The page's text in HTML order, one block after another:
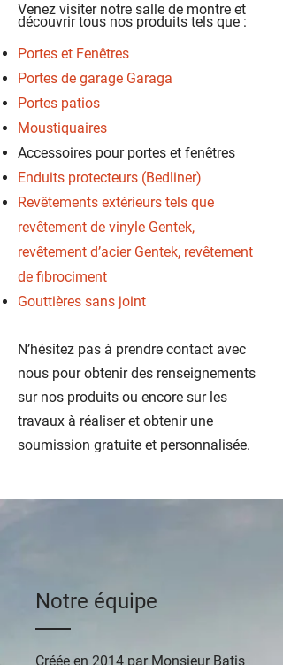
Venez visiter notre salle de montre et
découvrir tous nos produits tels que :
Portes et Fenêtres
Portes de garage Garaga
Portes patios
Moustiquaires
Accessoires pour portes et fenêtres
Enduits protecteurs (Bedliner)
Revêtements extérieurs tels que
revêtement de vinyle Gentek,
revêtement d’acier Gentek, revêtement
de fibrociment
Gouttières sans joint
N’hésitez pas à prendre contact avec
nous pour obtenir des renseignements
sur nos produits ou encore sur les
travaux à réaliser et obtenir une
soumission gratuite et personnalisée.
Notre équipe
Créée en 2014 par Monsieur Batis